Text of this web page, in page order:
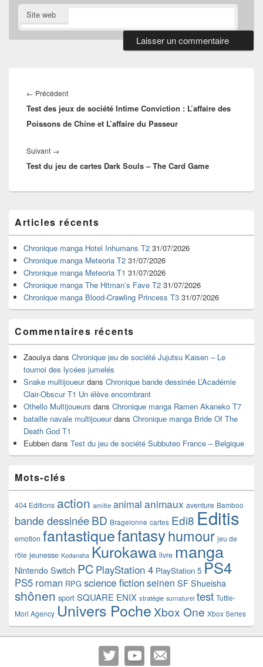
Site web
de
l’article
← PrécédentArticle
précédent :
Test des jeux de société Intime Conviction : L’affaire des
Poissons de Chine et L’affaire du Passeur
Suivant →
suivant :
Test du jeu de cartes Dark Souls – The Card Game
principale
de
widget
pour
barre
latérale
Articles récents
Chronique manga Hotel Inhumans T2 31/07/2026
Chronique manga Meteoria T2 31/07/2026
Chronique manga Meteoria T1 31/07/2026
Chronique manga The Hitman’s Fave T2 31/07/2026
Chronique manga Blood-Crawling Princess T3 31/07/2026
Commentaires récents
Zaouiya dans Chronique jeu de société Jujutsu Kaisen – Le
tournoi des lycées jumelés
Snake multijoueurdans Chronique bande dessinée L’Académie
Clair-Obscur T1 Un élève encombrant
Othello Multijoueurs dans Chronique manga Ramen Akaneko T7
bataille navale multijoueurdans Chronique manga Bride Of The
Death God T1
Eubben dans Test du jeu de société Subbuteo France – Belgique
Mots-clés
404 Editions action amitie animal animaux aventure Bamboo
bande dessinéeBD Bragelonne cartes Edi8 Editis
emotion fantastiquefantasyhumour jeu de
rôle jeunesse Kodansha Kurokawa livre manga
Nintendo Switch PC PlayStation 4 PlayStation 5 PS4
PS5 roman RPG science fictionseinen SF Shueisha
shônen sport SQUARE ENIX stratégie surnaturel test Tuttle-
Mori Agency Univers PocheXbox One Xbox Series